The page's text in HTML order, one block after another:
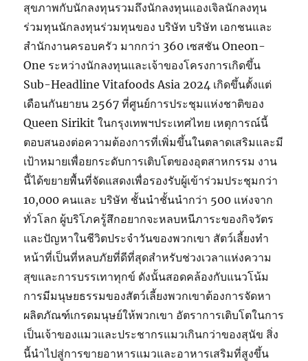
สุขภาพกับนักลงทุนรวมถึงนักลงทุนแองเจิลนักลงทุน
ร่วมทุนนักลงทุนร่วมทุนของ บริษัท บริษัท เอกชนและ
สำนักงานครอบครัว มากกว่า 360 เซสชัน Oneon-
One ระหว่างนักลงทุนและเจ้าของโครงการเกิดขึ้น
Sub-Headline Vitafoods Asia 2024 เกิดขึ้นตั้งแต่
เดือนกันยายน 2567 ที่ศูนย์การประชุมแห่งชาติของ
Queen Sirikit ในกรุงเทพฯประเทศไทย เหตุการณ์นี้
ตอบสนองต่อความต้องการที่เพิ่มขึ้นในตลาดเสริมและมี
เป้าหมายเพื่อยกระดับการเติบโตของอุตสาหกรรม งาน
นี้ได้ขยายพื้นที่จัดแสดงเพื่อรองรับผู้เข้าร่วมประชุมกว่า
10,000 คนและ บริษัท ชั้นนำชั้นนำกว่า 500 แห่งจาก
ทั่วโลก ผู้บริโภครู้สึกอยากจะหลบหนีภาระของกิจวัตร
และปัญหาในชีวิตประจำวันของพวกเขา สัตว์เลี้ยงทำ
หน้าที่เป็นที่หลบภัยที่ดีที่สุดสำหรับช่วงเวลาแห่งความ
สุขและการบรรเทาทุกข์ ดังนั้นสอดคล้องกับแนวโน้ม
การมีมนุษยธรรมของสัตว์เลี้ยงพวกเขาต้องการจัดหา
ผลิตภัณฑ์เกรดมนุษย์ให้พวกเขา อัตราการเติบโตในการ
เป็นเจ้าของแมวและประชากรแมวเกินกว่าของสุนัข สิ่ง
นี้นำไปสู่การขายอาหารแมวและอาหารเสริมที่สูงขึ้น